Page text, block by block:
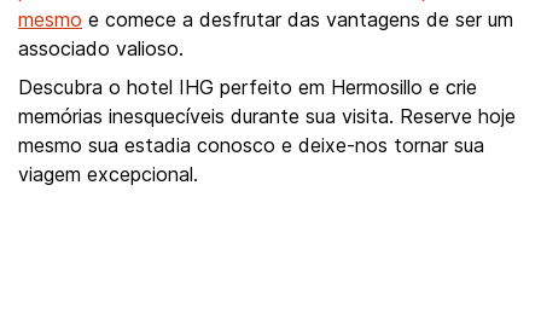
mesmo e comece a desfrutar das vantagens de ser um
associado valioso.
Descubra o hotel IHG perfeito em Hermosillo e crie
memórias inesquecíveis durante sua visita. Reserve hoje
mesmo sua estadia conosco e deixe-nos tornar sua
viagem excepcional.